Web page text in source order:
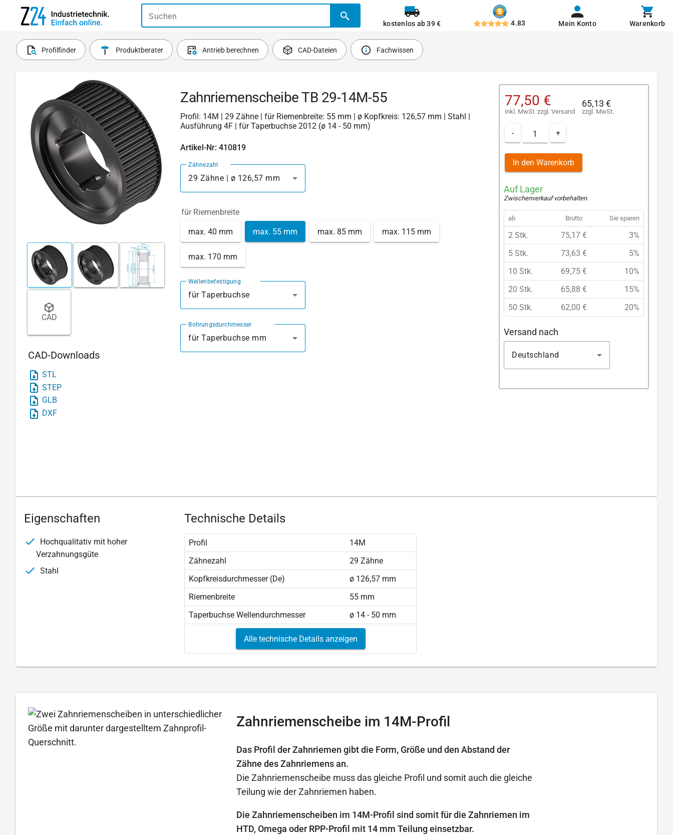
Suchen
kostenlos ab 39 € 4.83 Mein Konto Warenkorb
Profilfinder Produktberater Antrieb berechnen CAD-Dateien Fachwissen
CAD
CAD-Downloads
STL
STEP
GLB
DXF
Zahnriemenscheibe TB 29-14M-55
Profil: 14M | 29 Zähne | für Riemenbreite: 55 mm | ø Kopfkreis: 126,57 mm | Stahl |
Ausführung 4F | für Taperbuchse 2012 (ø 14 - 50 mm)
Artikel-Nr: 410819
Zähnezahl
29 Zähne | ø 126,57 mm
für Riemenbreite
max. 40 mm max. 55 mm max. 85 mm max. 115 mm
max. 170 mm
Wellenbefestigung
für Taperbuchse
Bohrungsdurchmesser
für Taperbuchse mm
77,50 €
inkl. MwSt. zzgl. Versand
65,13 €
zzgl. MwSt.
- +
In den Warenkorb
Auf Lager
Zwischenverkauf vorbehalten.
ab Brutto Sie sparen
2 Stk. 75,17 €
3%
5 Stk.
73,63 €
5%
10 Stk.
69,75 €
10%
20 Stk.
65,88 €
15%
50 Stk.
62,00 € 20%
Versand nach
Deutschland
Eigenschaften
Hochqualitativ mit hoher
Verzahnungsgüte
Stahl
Technische Details
Profil
14M
Zähnezahl
29 Zähne
Kopfkreisdurchmesser (De)
ø 126,57 mm
Riemenbreite
55 mm
Taperbuchse Wellendurchmesser
ø 14 - 50 mm
Alle technische Details anzeigen
Zahnriemenscheibe im 14M-Profil
Das Profil der Zahnriemen gibt die Form, Größe und den Abstand der
Zähne des Zahnriemens an.
Die Zahnriemenscheibe muss das gleiche Profil und somit auch die gleiche
Teilung wie der Zahnriemen haben.
Die Zahnriemenscheiben im 14M-Profil sind somit für die Zahnriemen im
HTD, Omega oder RPP-Profil mit 14 mm Teilung einsetzbar.